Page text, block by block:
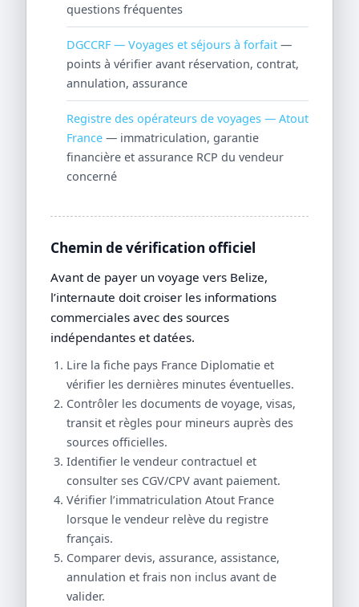
questions fréquentes
DGCCRF — Voyages et séjours à forfait —
points à vérifier avant réservation, contrat,
annulation, assurance
Registre des opérateurs de voyages — Atout
France — immatriculation, garantie
financière et assurance RCP du vendeur
concerné
Chemin de vérification officiel
Avant de payer un voyage vers Belize,
l’internaute doit croiser les informations
commerciales avec des sources
indépendantes et datées.
Lire la fiche pays France Diplomatie et
vérifier les dernières minutes éventuelles.
Contrôler les documents de voyage, visas,
transit et règles pour mineurs auprès des
sources officielles.
Identifier le vendeur contractuel et
consulter ses CGV/CPV avant paiement.
Vérifier l’immatriculation Atout France
lorsque le vendeur relève du registre
français.
Comparer devis, assurance, assistance,
annulation et frais non inclus avant de
valider.